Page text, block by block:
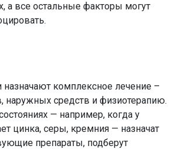
а все остальные факторы могут
назначают комплексное лечение –
наружных средств и физиотерапию.
— например, когда у
цинка, серы, кремния — назначат
препараты, подберут